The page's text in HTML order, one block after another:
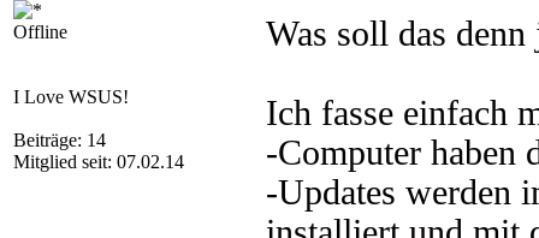
Offline
I Love WSUS!
Beiträge: 14
Mitglied seit: 07.02.14
Was soll das denn
Ich fasse einfach
-Computer haben
-Updates werden